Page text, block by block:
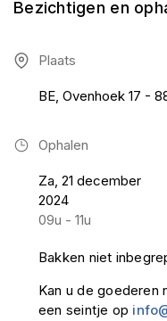
Bezichtigen en
Plaats
BE, Ovenhoek 17 -
Ophalen
Za, 21 december
2024
09u - 11u
Bakken niet
Kan u de goederen
een seintje op